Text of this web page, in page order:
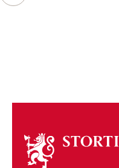
Om
stortinget